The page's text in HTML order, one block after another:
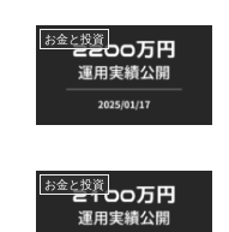
お金と投資
お金と投資